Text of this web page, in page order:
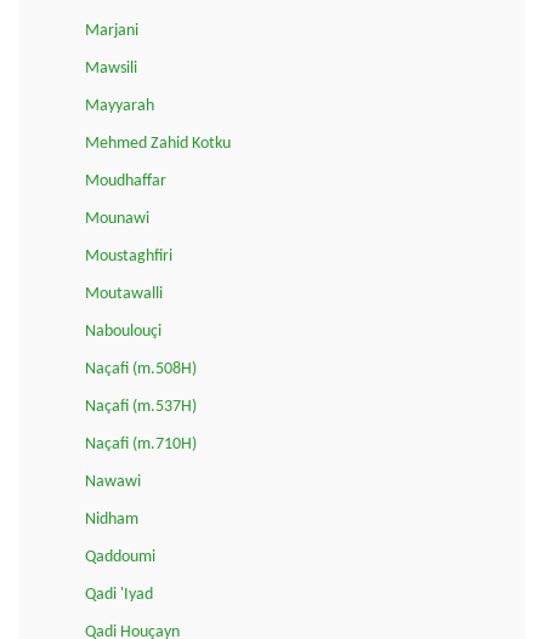
Marjani
Mawsili
Mayyarah
Mehmed Zahid Kotku
Moudhaffar
Mounawi
Moustaghfiri
Moutawalli
Naboulouçi
Naçafi (m.508H)
Naçafi (m.537H)
Naçafi (m.710H)
Nawawi
Nidham
Qaddoumi
Qadi 'Iyad
Qadi Houçayn